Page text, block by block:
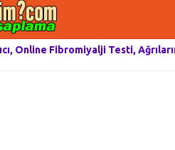
Online Fibromiyalji Testi,